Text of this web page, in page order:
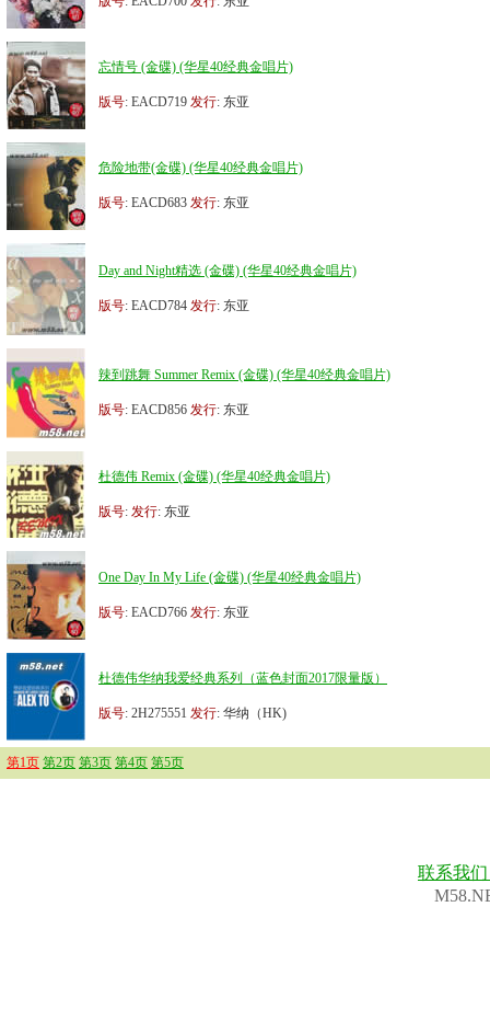
忘情号 (金碟) (华星40经典金唱片)
版号: EACD719 发行: 东亚
危险地带(金碟) (华星40经典金唱片)
版号: EACD683 发行: 东亚
Day and Night精选 (金碟) (华星40经典金唱片)
版号: EACD784 发行: 东亚
辣到跳舞 Summer Remix (金碟) (华星40经典金唱片)
版号: EACD856 发行: 东亚
杜德伟 Remix (金碟) (华星40经典金唱片)
版号: 发行: 东亚
One Day In My Life (金碟) (华星40经典金唱片)
版号: EACD766 发行: 东亚
杜德伟华纳我爱经典系列（蓝色封面2017限量版）
版号: 2H275551 发行: 华纳（HK)
第1页 第2页 第3页 第4页 第5页
联系我